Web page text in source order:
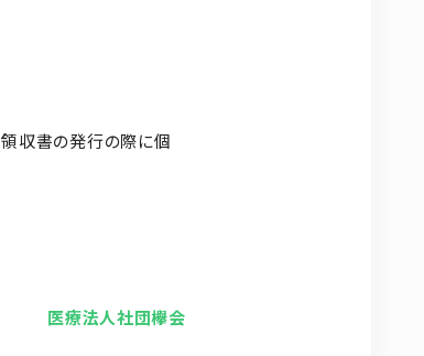
収書の発行の際に個
医療法人社団欅会